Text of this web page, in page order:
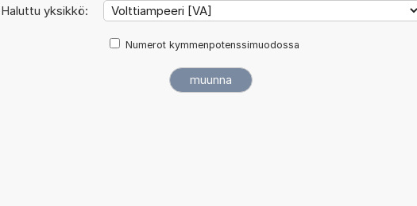
Haluttu yksikkö:
Numerot kymmenpotenssimuodossa